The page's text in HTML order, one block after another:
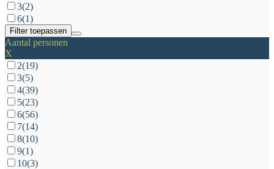
3(2)
6(1)
Filter toepassen
Aantal personen
X
2(19)
3(5)
4(39)
5(23)
6(56)
7(14)
8(10)
9(1)
10(3)